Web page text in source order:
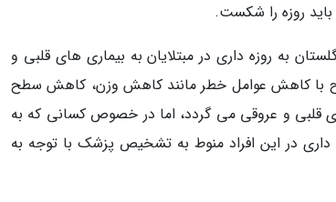
باید روزه را شکست.
به روزه داری در مبتلایان به بیماری های قلبی و
با کاهش عوامل خطر مانند کاهش وزن، کاهش سطح
قلبی و عروقی می گردد، اما در خصوص کسانی که به
در این افراد منوط به تشخیص پزشک با توجه به